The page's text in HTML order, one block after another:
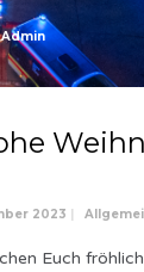
Admin
2023
Euch